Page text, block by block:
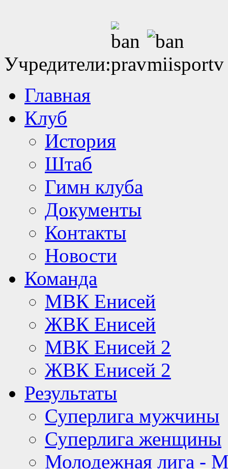
Учредители:
Главная
Клуб
История
Штаб
Гимн клуба
Документы
Контакты
Новости
Команда
МВК Енисей
ЖВК Енисей
МВК Енисей 2
ЖВК Енисей 2
Результаты
Суперлига мужчины
Суперлига женщины
Молодежная лига -